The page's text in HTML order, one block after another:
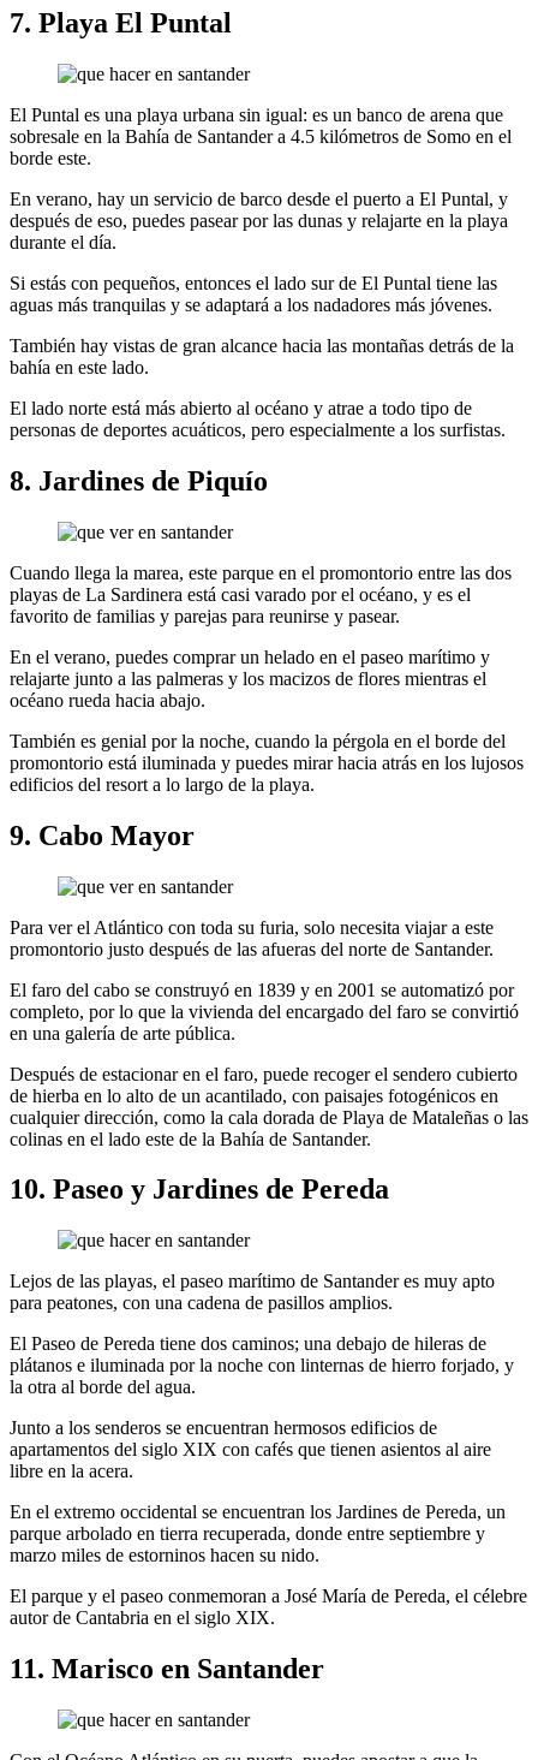
7. Playa El Puntal
El Puntal es una playa urbana sin igual: es un banco de arena que
sobresale en la Bahía de Santander a 4.5 kilómetros de Somo en el
borde este.
En verano, hay un servicio de barco desde el puerto a El Puntal, y
después de eso, puedes pasear por las dunas y relajarte en la playa
durante el día.
Si estás con pequeños, entonces el lado sur de El Puntal tiene las
aguas más tranquilas y se adaptará a los nadadores más jóvenes.
También hay vistas de gran alcance hacia las montañas detrás de la
bahía en este lado.
El lado norte está más abierto al océano y atrae a todo tipo de
personas de deportes acuáticos, pero especialmente a los surfistas.
8. Jardines de Piquío
Cuando llega la marea, este parque en el promontorio entre las dos
playas de La Sardinera está casi varado por el océano, y es el
favorito de familias y parejas para reunirse y pasear.
En el verano, puedes comprar un helado en el paseo marítimo y
relajarte junto a las palmeras y los macizos de flores mientras el
océano rueda hacia abajo.
También es genial por la noche, cuando la pérgola en el borde del
promontorio está iluminada y puedes mirar hacia atrás en los lujosos
edificios del resort a lo largo de la playa.
9. Cabo Mayor
Para ver el Atlántico con toda su furia, solo necesita viajar a este
promontorio justo después de las afueras del norte de Santander.
El faro del cabo se construyó en 1839 y en 2001 se automatizó por
completo, por lo que la vivienda del encargado del faro se convirtió
en una galería de arte pública.
Después de estacionar en el faro, puede recoger el sendero cubierto
de hierba en lo alto de un acantilado, con paisajes fotogénicos en
cualquier dirección, como la cala dorada de Playa de Mataleñas o las
colinas en el lado este de la Bahía de Santander.
10. Paseo y Jardines de Pereda
Lejos de las playas, el paseo marítimo de Santander es muy apto
para peatones, con una cadena de pasillos amplios.
El Paseo de Pereda tiene dos caminos; una debajo de hileras de
plátanos e iluminada por la noche con linternas de hierro forjado, y
la otra al borde del agua.
Junto a los senderos se encuentran hermosos edificios de
apartamentos del siglo XIX con cafés que tienen asientos al aire
libre en la acera.
En el extremo occidental se encuentran los Jardines de Pereda, un
parque arbolado en tierra recuperada, donde entre septiembre y
marzo miles de estorninos hacen su nido.
El parque y el paseo conmemoran a José María de Pereda, el célebre
autor de Cantabria en el siglo XIX.
11. Marisco en Santander